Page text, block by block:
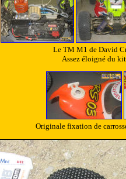
Le TM M1 de David
Assez éloigné du
Originale fixation de